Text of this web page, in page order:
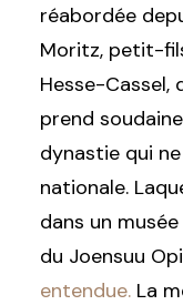
réabordée
Moritz, petit-
Hesse-Cassel,
prend
dynastie qui
nationale.
dans un
du Joensuu
entendue. La